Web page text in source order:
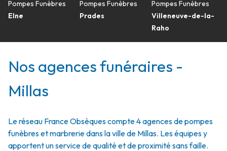
Pompes Funèbres
Elne
Pompes Funèbres
Prades
Pompes Funèbres
Villeneuve-de-la-
Raho
Nos agences funéraires -
Millas
Le réseau France Obsèques compte 4 agences de pompes
funèbres et marbrerie dans la ville de Millas. Les équipes y
apportent un service de qualité et de proximité sans faille.